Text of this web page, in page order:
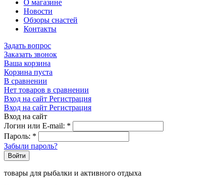
О магазине
Новости
Обзоры снастей
Контакты
Задать вопрос
Заказать звонок
Ваша корзина
Корзина пуста
В сравнении
Нет товаров в сравнении
Вход на сайт Регистрация
Вход на сайт Регистрация
Вход на сайт
Логин или E-mail: *
Пароль: *
Забыли пароль?
Войти
товары для рыбалки и активного отдыха